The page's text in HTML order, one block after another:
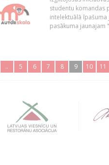
studentu komandas
intelektuālā
pasākuma jaunajam
.. 5 6 7 8 9 10 11